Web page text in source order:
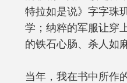
特拉如是说》字字珠
学；纳粹的军服让穿
的铁石心肠、杀人如
当年，我在书中所作